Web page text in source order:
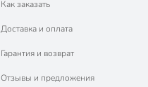
Как заказать
Доставка и оплата
Гарантия и возврат
Отзывы и предложения